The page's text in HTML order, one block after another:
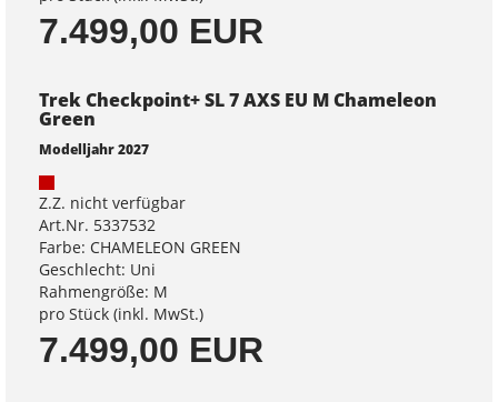
7.499,00 EUR
Trek Checkpoint+ SL 7 AXS EU M Chameleon
Green
Modelljahr 2027
Z.Z. nicht verfügbar
Art.Nr. 5337532
Farbe: CHAMELEON GREEN
Geschlecht: Uni
Rahmengröße: M
pro Stück (inkl. MwSt.)
7.499,00 EUR